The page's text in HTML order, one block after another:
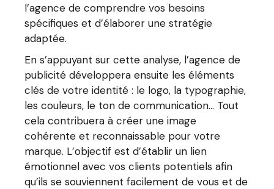
l’agence de comprendre vos besoins
spécifiques et d’élaborer une stratégie
adaptée.
En s’appuyant sur cette analyse, l’agence de
publicité développera ensuite les éléments
clés de votre identité : le logo, la typographie,
les couleurs, le ton de communication… Tout
cela contribuera à créer une image
cohérente et reconnaissable pour votre
marque. L’objectif est d’établir un lien
émotionnel avec vos clients potentiels afin
qu’ils se souviennent facilement de vous et de